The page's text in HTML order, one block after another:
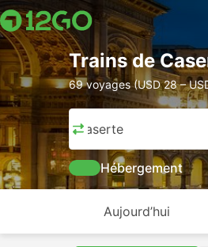
Trains de
69 voyages (USD 28 –
Caserte
Hébergement
Aujourd’hui